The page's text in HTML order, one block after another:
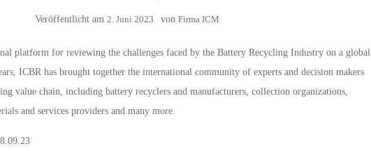
Veröffentlicht am2. Juni 2023 vonFirma ICM
platform for reviewing the challenges faced by the Battery Recycling Industry on a global
ICBR has brought together the international community of experts and decision makers
value chain, including battery recyclers and manufacturers, collection organizations,
and services providers and many more.